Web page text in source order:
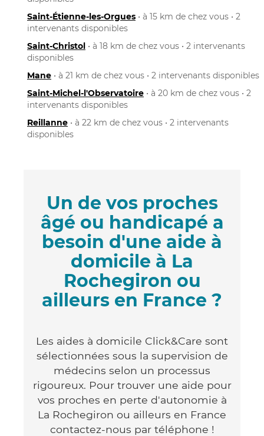
Saint-Étienne-les-Orgues • à 15 km de chez vous • 2
intervenants disponibles
Saint-Christol • à 18 km de chez vous • 2 intervenants
disponibles
Mane • à 21 km de chez vous • 2 intervenants disponibles
Saint-Michel-l'Observatoire • à 20 km de chez vous • 2
intervenants disponibles
Reillanne • à 22 km de chez vous • 2 intervenants
disponibles
Un de vos proches
âgé ou handicapé a
besoin d'une aide à
domicile à La
Rochegiron ou
ailleurs en France ?
Les aides à domicile Click&Care sont
sélectionnées sous la supervision de
médecins selon un processus
rigoureux. Pour trouver une aide pour
vos proches en perte d'autonomie à
La Rochegiron ou ailleurs en France
contactez-nous par téléphone !